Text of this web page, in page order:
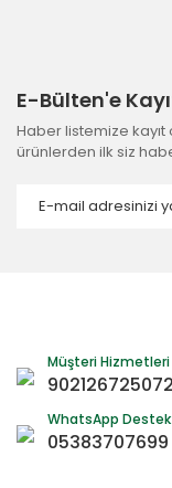
E-Bülten'e
Haber listemize
ürünlerden ilk siz
Müşteri Hizmetleri
902126725072
WhatsApp Destek
05383707699